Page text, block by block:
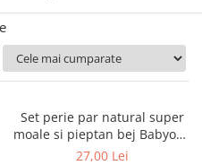
Set perie par natural super
moale si pieptan bej Babyono
568/03
27,00 Lei